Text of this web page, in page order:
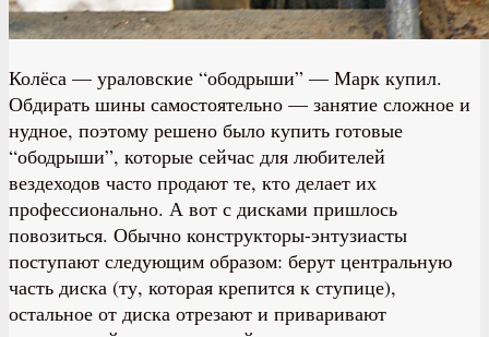
Колёса — ураловские “ободрыши” — Марк купил.
Обдирать шины самостоятельно — занятие сложное и
нудное, поэтому решено было купить готовые
“ободрыши”, которые сейчас для любителей
вездеходов часто продают те, кто делает их
профессионально. А вот с дисками пришлось
повозиться. Обычно конструкторы-энтузиасты
поступают следующим образом: берут центральную
часть диска (ту, которая крепится к ступице),
остальное от диска отрезают и приваривают